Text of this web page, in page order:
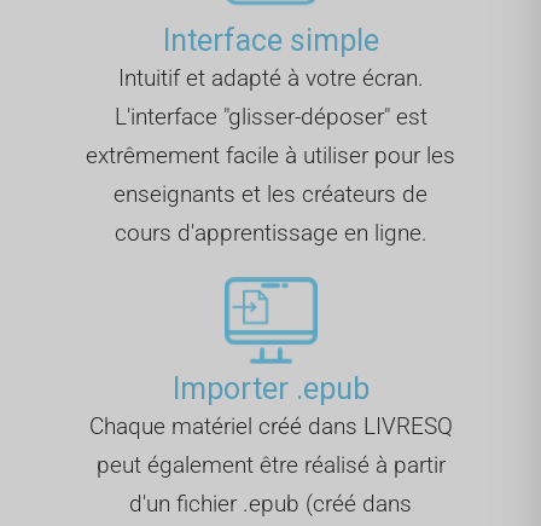
Interface simple
Intuitif et adapté à votre écran.
L'interface "glisser-déposer" est
extrêmement facile à utiliser pour les
enseignants et les créateurs de
cours d'apprentissage en ligne.
Importer .epub
Chaque matériel créé dans LIVRESQ
peut également être réalisé à partir
d'un fichier .epub (créé dans